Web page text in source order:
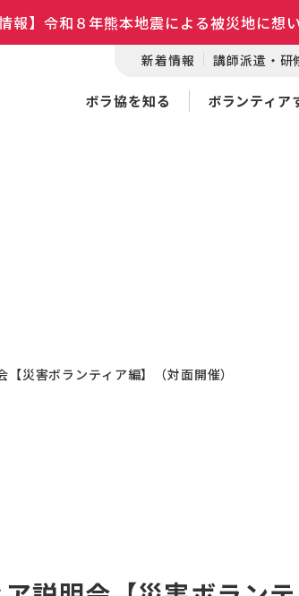
報】令和８年熊本地震による被災地に想
新着情報 講師派遣・研
ボラ協を知る ボランティア
災害ボランティア編】（対面開催）